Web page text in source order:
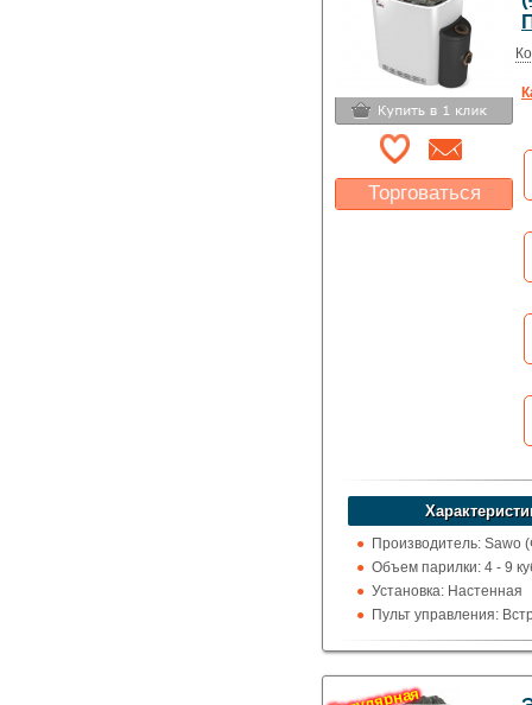
Торговаться
Производитель: Sawo
Объем парилки: 4 - 9
Установка: Настенная
Пульт управления:
Использование: Для